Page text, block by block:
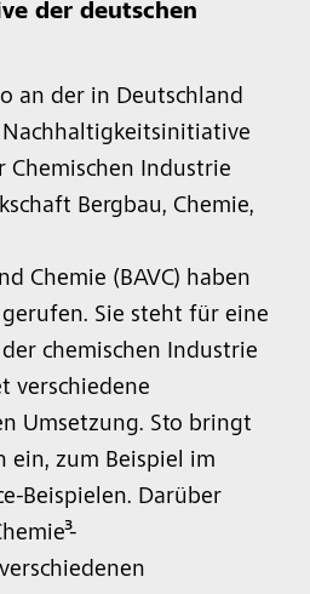
der deutschen
an der in Deutschland
Chemischen Industrie
Bergbau, Chemie,
Chemie (BAVC) haben
Sie steht für eine
chemischen Industrie
verschiedene
Umsetzung. Sto bringt
ein, zum Beispiel im
Beispielen. Darüber